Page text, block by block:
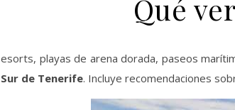
Qué
esorts, playas de arena dorada, paseos
Sur de Tenerife. Incluye recomendaciones